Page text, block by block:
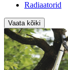
Radiaatorid
Vaata kõiki